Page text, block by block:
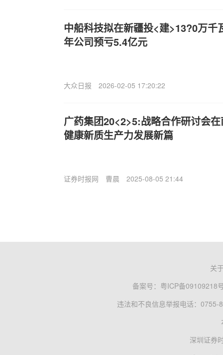
中船科技拟在新疆投<建>13?0万千
年公司预亏5.4亿元
大众日报 2026-02-05 17:20:22
广药集团20<2>5:战略合作研讨会
健康新质生产力发展新篇
证券时报网 曹晨 2025-08-05 21:44
关
备案号： 粤ICP备09109218
违法和不良信息举报电话：0755-
深圳证券